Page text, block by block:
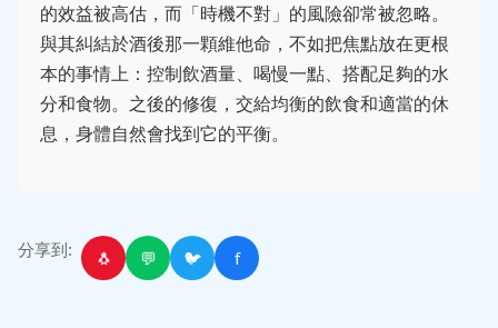
的效益被高估，而「時機不對」的風險卻常被忽略。
與其糾結於酒後那一顆維他命，不如把焦點放在更根
本的事情上：控制飲酒量、喝慢一點、搭配足夠的水
分和食物。之後的修復，交給均衡的飲食和適當的休
息，身體自然會找到它的平衡。
分享到: 🐧 💬 🐦 f